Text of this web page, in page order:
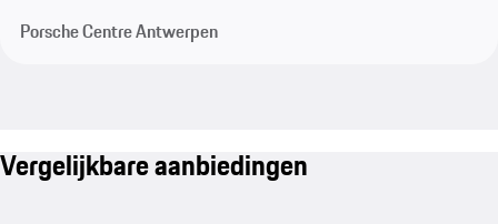
Porsche Centre Antwerpen
Vergelijkbare aanbiedingen